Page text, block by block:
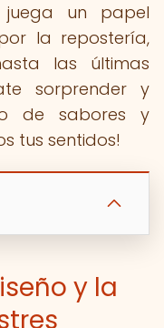
un papel
la repostería,
las últimas
sorprender y
de sabores y
tus sentidos!
y la